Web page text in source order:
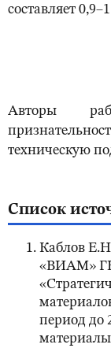
составляет
Авторы
техническую
Список
Каблов
«ВИАМ»
период до